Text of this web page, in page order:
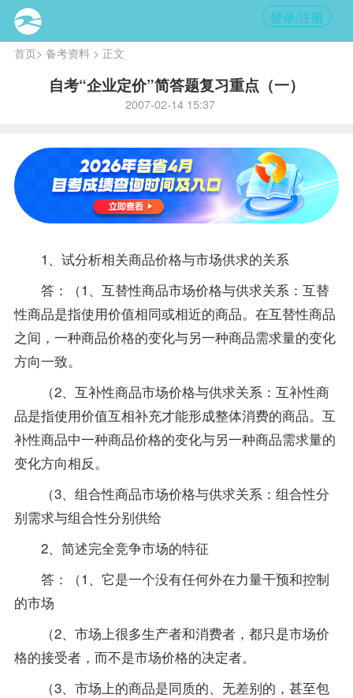
登录/注册
首页> 备考资料> 正文
自考“企业定价”简答题复习重点（一）
2007-02-14 15:37
1、试分析相关商品价格与市场供求的关系
答：（1、互替性商品市场价格与供求关系：互替
性商品是指使用价值相同或相近的商品。在互替性商品
之间，一种商品价格的变化与另一种商品需求量的变化
方向一致。
（2、互补性商品市场价格与供求关系：互补性商
品是指使用价值互相补充才能形成整体消费的商品。互
补性商品中一种商品价格的变化与另一种商品需求量的
变化方向相反。
（3、组合性商品市场价格与供求关系：组合性分
别需求与组合性分别供给
2、简述完全竞争市场的特征
答：（1、它是一个没有任何外在力量干预和控制
的市场
（2、市场上很多生产者和消费者，都只是市场价
格的接受者，而不是市场价格的决定者。
（3、市场上的商品是同质的、无差别的，甚至包